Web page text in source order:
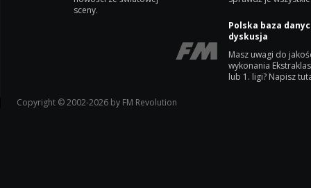
sceny.
Polska baza
dyskusja
Masz uwagi do
wykonania
lub 1. ligi? Napisz
Copyright © 2002-2026 by FM Revolution